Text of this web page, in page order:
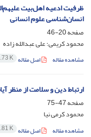
ظرفیت ادعیه اهل‌بیت
انسان‌شناسی علوم انسانی
صفحه20-46
محمود کریمی؛ علی عبدالله زاده
مشاهده مقاله اصل مقاله K
ارتباط دین و سلامت از منظر
صفحه47-75
محمود کرمی نیا
مشاهده مقاله اصل مقاله K